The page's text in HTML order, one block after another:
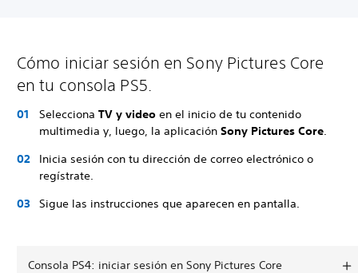
Cómo iniciar sesión en Sony Pictures Core
en tu consola PS5.
Selecciona TV y video en el inicio de tu contenido
multimedia y, luego, la aplicación Sony Pictures Core.
Inicia sesión con tu dirección de correo electrónico o
regístrate.
Sigue las instrucciones que aparecen en pantalla.
Consola PS4: iniciar sesión en Sony Pictures Core